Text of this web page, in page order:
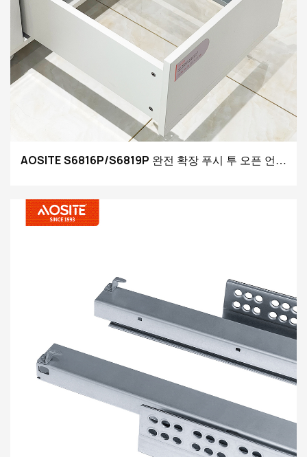
AOSITE S6816P/S6819P 완전 확장 푸시 투 오픈 언더